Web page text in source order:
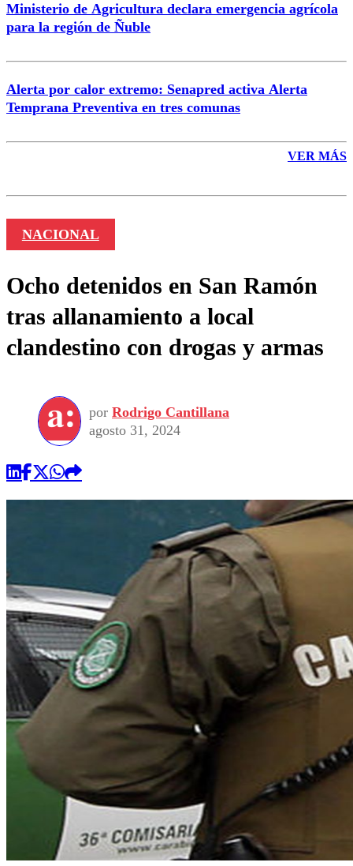
Ministerio de Agricultura declara emergencia agrícola
para la región de Ñuble
Alerta por calor extremo: Senapred activa Alerta
Temprana Preventiva en tres comunas
VER MÁS
NACIONAL
Ocho detenidos en San Ramón
tras allanamiento a local
clandestino con drogas y armas
por Rodrigo Cantillana
agosto 31, 2024